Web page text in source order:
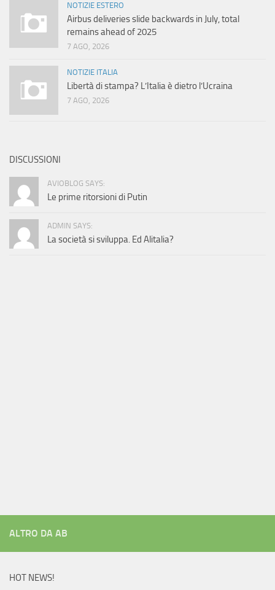
NOTIZIE ESTERO
Airbus deliveries slide backwards in July, total
remains ahead of 2025
7 AGO, 2026
NOTIZIE ITALIA
Libertà di stampa? L’Italia è dietro l’Ucraina
7 AGO, 2026
DISCUSSIONI
AVIOBLOG SAYS:
Le prime ritorsioni di Putin
ADMIN SAYS:
La società si sviluppa. Ed Alitalia?
ALTRO DA AB
HOT NEWS!